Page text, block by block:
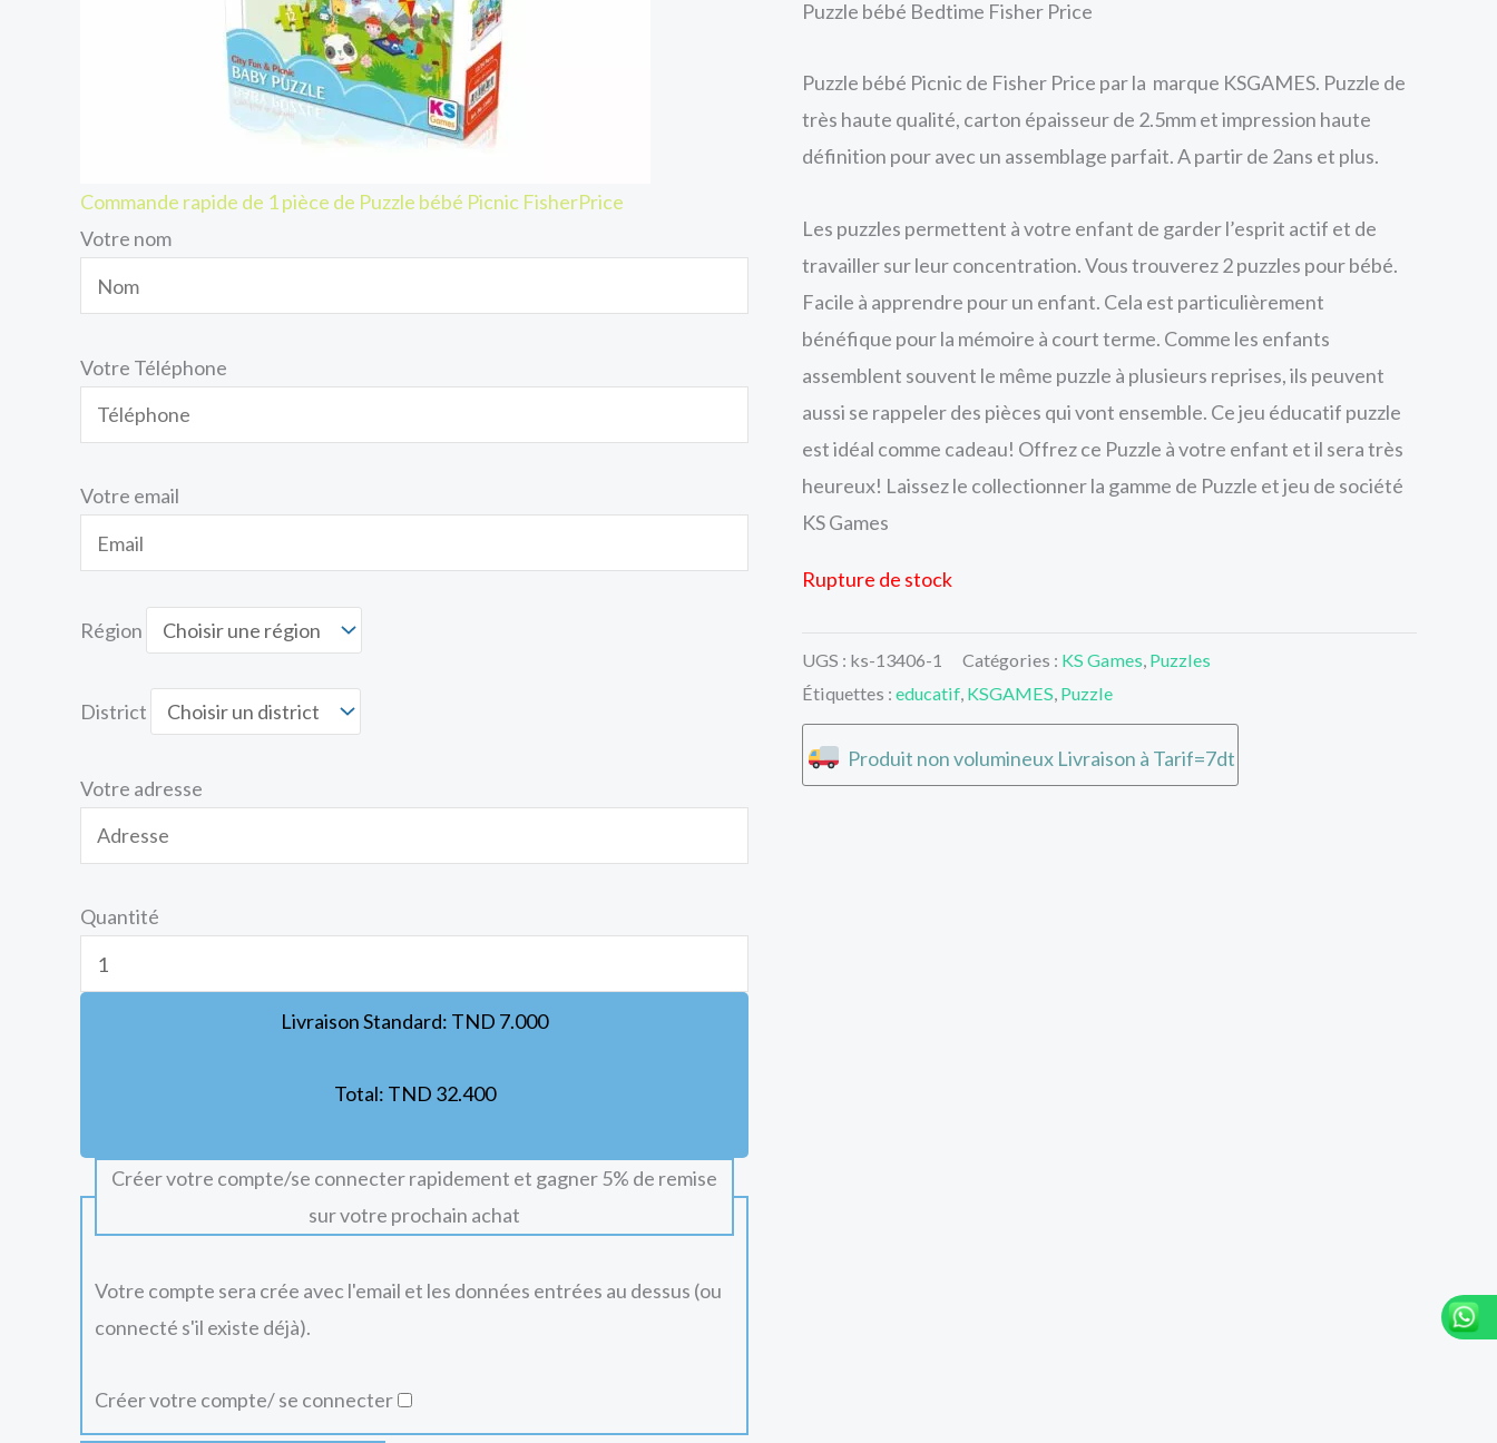
Commande rapide de 1 pièce de Puzzle bébé Picnic FisherPrice
Votre nom
Votre Téléphone
Votre email
Région
District
Votre adresse
Quantité
Livraison Standard: TND 7.000
Total: TND 32.400
Créer votre compte/se connecter rapidement et gagner 5% de remise
sur votre prochain achat
Votre compte sera crée avec l'email et les données entrées au dessus (ou
connecté s'il existe déjà).
Créer votre compte/ se connecter
Puzzle bébé Bedtime Fisher Price
Puzzle bébé Picnic de Fisher Price par la marque KSGAMES. Puzzle de
très haute qualité, carton épaisseur de 2.5mm et impression haute
définition pour avec un assemblage parfait. A partir de 2ans et plus.
Les puzzles permettent à votre enfant de garder l’esprit actif et de
travailler sur leur concentration. Vous trouverez 2 puzzles pour bébé.
Facile à apprendre pour un enfant. Cela est particulièrement
bénéfique pour la mémoire à court terme. Comme les enfants
assemblent souvent le même puzzle à plusieurs reprises, ils peuvent
aussi se rappeler des pièces qui vont ensemble. Ce jeu éducatif puzzle
est idéal comme cadeau! Offrez ce Puzzle à votre enfant et il sera très
heureux! Laissez le collectionner la gamme de Puzzle et jeu de société
KS Games
Rupture de stock
UGS : ks-13406-1 Catégories : KS Games Puzzles
Étiquettes : educatif KSGAMES Puzzle
Produit non volumineux Livraison à Tarif=7dt